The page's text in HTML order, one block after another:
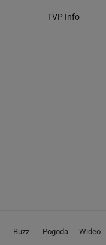
TVP Info
Buzz Pogoda Wideo